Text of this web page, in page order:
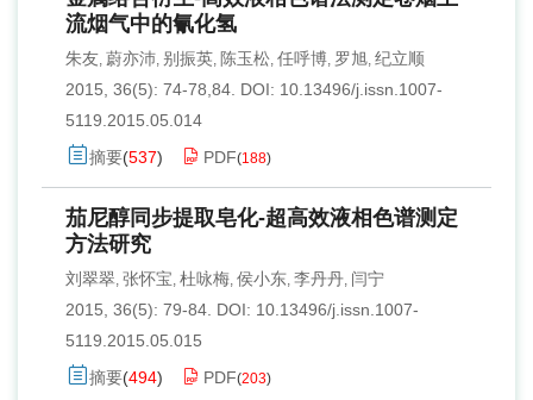
流烟气中的氰化氢
朱友, 蔚亦沛, 别振英, 陈玉松, 任呼博, 罗旭, 纪立顺
2015, 36(5): 74-78,84. DOI: 10.13496/j.issn.1007-
5119.2015.05.014
摘要(537) PDF(188)
茄尼醇同步提取皂化-超高效液相色谱测定
方法研究
刘翠翠, 张怀宝, 杜咏梅, 侯小东, 李丹丹, 闫宁
2015, 36(5): 79-84. DOI: 10.13496/j.issn.1007-
5119.2015.05.015
摘要(494) PDF(203)